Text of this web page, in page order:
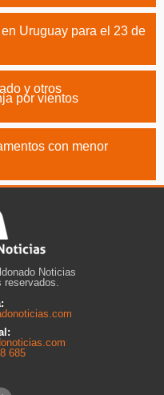
Uruguay para el 23 de
y otros
por vientos
con menor
Noticias
reservados.
685